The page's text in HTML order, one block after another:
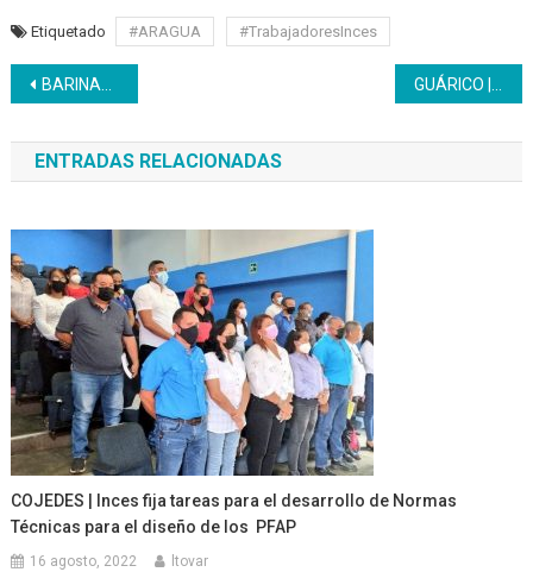
Etiquetado #ARAGUA #TrabajadoresInces
Navegación
de
entradas
BARINAS | Curso de corte y costura impulsa la creatividad y el motor industrial GUÁRICO | Continúa la entrega de títulos a bachilleres productivos
ENTRADAS RELACIONADAS
COJEDES | Inces fija tareas para el desarrollo de Normas
Técnicas para el diseño de los PFAP
16 agosto, 2022 ltovar